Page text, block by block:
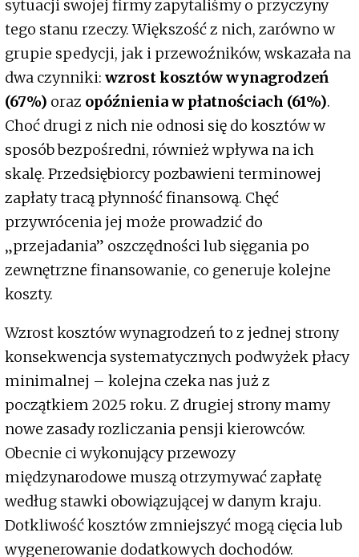
sytuacji swojej firmy zapytaliśmy o przyczyny
tego stanu rzeczy. Większość z nich, zarówno w
grupie spedycji, jak i przewoźników, wskazała na
dwa czynniki: wzrost kosztów wynagrodzeń
(67%) oraz opóźnienia w płatnościach (61%).
Choć drugi z nich nie odnosi się do kosztów w
sposób bezpośredni, również wpływa na ich
skalę. Przedsiębiorcy pozbawieni terminowej
zapłaty tracą płynność finansową. Chęć
przywrócenia jej może prowadzić do
„przejadania” oszczędności lub sięgania po
zewnętrzne finansowanie, co generuje kolejne
koszty.
Wzrost kosztów wynagrodzeń to z jednej strony
konsekwencja systematycznych podwyżek płacy
minimalnej – kolejna czeka nas już z
początkiem 2025 roku. Z drugiej strony mamy
nowe zasady rozliczania pensji kierowców.
Obecnie ci wykonujący przewozy
międzynarodowe muszą otrzymywać zapłatę
według stawki obowiązującej w danym kraju.
Dotkliwość kosztów zmniejszyć mogą cięcia lub
wygenerowanie dodatkowych dochodów.